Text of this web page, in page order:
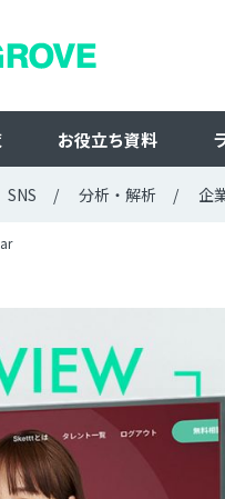
お役立ち資料
SNS 分析・解析 企
ニ